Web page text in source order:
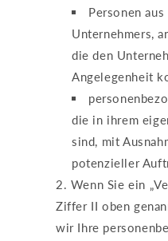
Personen
Unternehmers,
die den
Angelegenheit
die in ihrem
sind, mit
potenzieller
Wenn Sie ein
Ziffer II oben
wir Ihre